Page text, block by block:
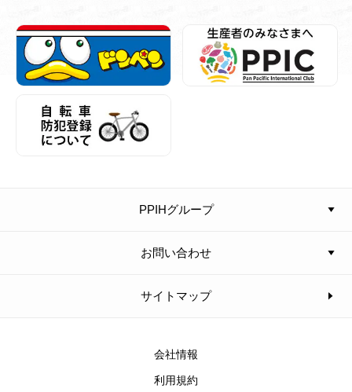
PPIHグループ
お問い合わせ
サイトマップ
会社情報
利用規約